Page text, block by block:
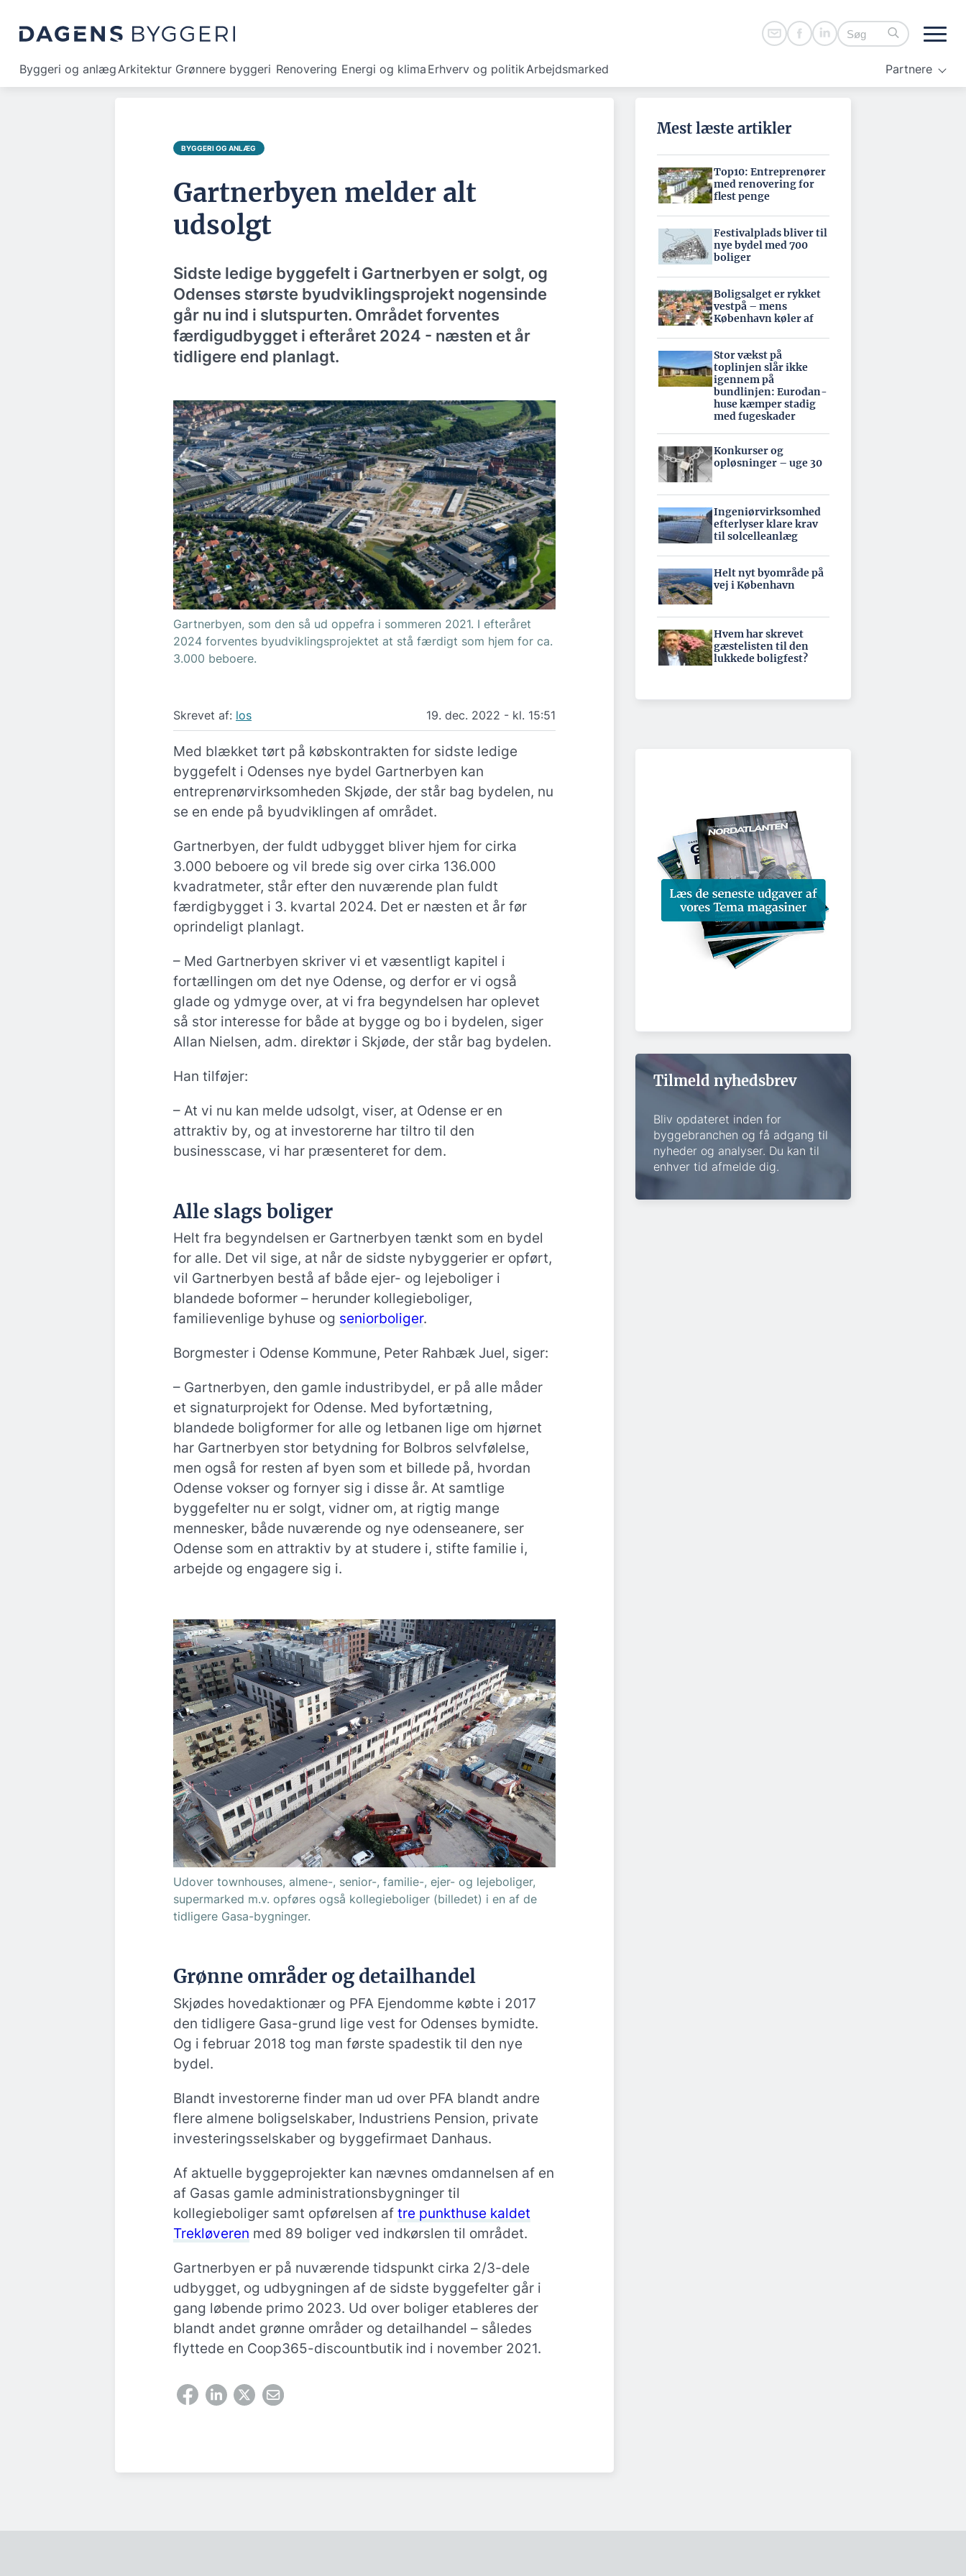
Byggeri og anlægArkitektur Grønnere byggeri Renovering Energi og klima Erhverv og politikArbejdsmarked Partnere
BYGGERI OG ANLÆG
Gartnerbyen melder alt
udsolgt
Sidste ledige byggefelt i Gartnerbyen er solgt, og
Odenses største byudviklingsprojekt nogensinde
går nu ind i slutspurten. Området forventes
færdigudbygget i efteråret 2024 - næsten et år
tidligere end planlagt.
Gartnerbyen, som den så ud oppefra i sommeren 2021. I efteråret
2024 forventes byudviklingsprojektet at stå færdigt som hjem for ca.
3.000 beboere.
Skrevet af: los 19. dec. 2022 - kl. 15:51
Med blækket tørt på købskontrakten for sidste ledige
byggefelt i Odenses nye bydel Gartnerbyen kan
entreprenørvirksomheden Skjøde, der står bag bydelen, nu
se en ende på byudviklingen af området.
Gartnerbyen, der fuldt udbygget bliver hjem for cirka
3.000 beboere og vil brede sig over cirka 136.000
kvadratmeter, står efter den nuværende plan fuldt
færdigbygget i 3. kvartal 2024. Det er næsten et år før
oprindeligt planlagt.
– Med Gartnerbyen skriver vi et væsentligt kapitel i
fortællingen om det nye Odense, og derfor er vi også
glade og ydmyge over, at vi fra begyndelsen har oplevet
så stor interesse for både at bygge og bo i bydelen, siger
Allan Nielsen, adm. direktør i Skjøde, der står bag bydelen.
Han tilføjer:
– At vi nu kan melde udsolgt, viser, at Odense er en
attraktiv by, og at investorerne har tiltro til den
businesscase, vi har præsenteret for dem.
Alle slags boliger
Helt fra begyndelsen er Gartnerbyen tænkt som en bydel
for alle. Det vil sige, at når de sidste nybyggerier er opført,
vil Gartnerbyen bestå af både ejer- og lejeboliger i
blandede boformer – herunder kollegieboliger,
familievenlige byhuse og seniorboliger.
Borgmester i Odense Kommune, Peter Rahbæk Juel, siger:
– Gartnerbyen, den gamle industribydel, er på alle måder
et signaturprojekt for Odense. Med byfortætning,
blandede boligformer for alle og letbanen lige om hjørnet
har Gartnerbyen stor betydning for Bolbros selvfølelse,
men også for resten af byen som et billede på, hvordan
Odense vokser og fornyer sig i disse år. At samtlige
byggefelter nu er solgt, vidner om, at rigtig mange
mennesker, både nuværende og nye odenseanere, ser
Odense som en attraktiv by at studere i, stifte familie i,
arbejde og engagere sig i.
Udover townhouses, almene-, senior-, familie-, ejer- og lejeboliger,
supermarked m.v. opføres også kollegieboliger (billedet) i en af de
tidligere Gasa-bygninger.
Grønne områder og detailhandel
Skjødes hovedaktionær og PFA Ejendomme købte i 2017
den tidligere Gasa-grund lige vest for Odenses bymidte.
Og i februar 2018 tog man første spadestik til den nye
bydel.
Blandt investorerne finder man ud over PFA blandt andre
flere almene boligselskaber, Industriens Pension, private
investeringsselskaber og byggefirmaet Danhaus.
Af aktuelle byggeprojekter kan nævnes omdannelsen af en
af Gasas gamle administrationsbygninger til
kollegieboliger samt opførelsen af tre punkthuse kaldet
Trekløveren med 89 boliger ved indkørslen til området.
Gartnerbyen er på nuværende tidspunkt cirka 2/3-dele
udbygget, og udbygningen af de sidste byggefelter går i
gang løbende primo 2023. Ud over boliger etableres der
blandt andet grønne områder og detailhandel – således
flyttede en Coop365-discountbutik ind i november 2021.
Mest læste artikler
Top10: Entreprenører
med renovering for
flest penge
Festivalplads bliver til
nye bydel med 700
boliger
Boligsalget er rykket
vestpå – mens
København køler af
Stor vækst på
toplinjen slår ikke
igennem på
bundlinjen: Eurodan-
huse kæmper stadig
med fugeskader
Konkurser og
opløsninger – uge 30
Ingeniørvirksomhed
efterlyser klare krav
til solcelleanlæg
Helt nyt byområde på
vej i København
Hvem har skrevet
gæstelisten til den
lukkede boligfest?
Tilmeld nyhedsbrev
Bliv opdateret inden for
byggebranchen og få adgang til
nyheder og analyser. Du kan til
enhver tid afmelde dig.